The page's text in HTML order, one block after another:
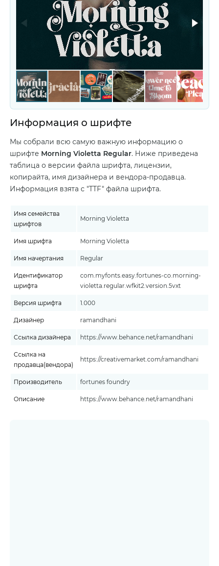
Информация о шрифте
Мы собрали всю самую важную информацию о
шрифте Morning Violetta Regular. Ниже приведена
таблица о версии файла шрифта, лицензии,
копирайта, имя дизайнера и вендора-продавца.
Информация взята с "TTF" файла шрифта.
Имя семейства
шрифтов
Morning Violetta
Имя шрифта Morning Violetta
Имя начертания Regular
Идентификатор
шрифта
com.myfonts.easy.fortunes-co.morning-
violetta.regular.wfkit2.version.5vxt
Версия шрифта 1.000
Дизайнер ramandhani
Ссылка дизайнера https://www.behance.net/ramandhani
Ссылка на
продавца(вендора)
https://creativemarket.com/ramandhani
Производитель fortunes foundry
Описание https://www.behance.net/ramandhani